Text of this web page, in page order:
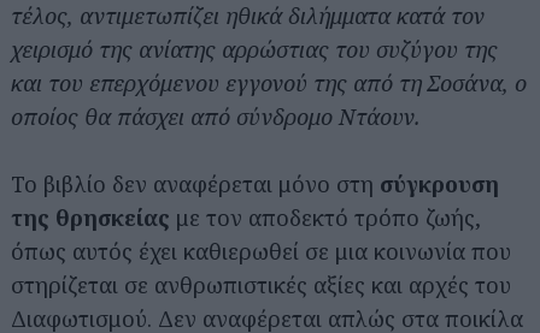
τέλος, αντιμετωπίζει ηθικά διλήμματα κατά τον
χειρισμό της ανίατης αρρώστιας του συζύγου της
και του επερχόμενου εγγονού της από τη Σοσάνα, ο
οποίος θα πάσχει από σύνδρομο Ντάουν.
Το βιβλίο δεν αναφέρεται μόνο στη σύγκρουση
της θρησκείας με τον αποδεκτό τρόπο ζωής,
όπως αυτός έχει καθιερωθεί σε μια κοινωνία που
στηρίζεται σε ανθρωπιστικές αξίες και αρχές του
Διαφωτισμού. Δεν αναφέρεται απλώς στα ποικίλα